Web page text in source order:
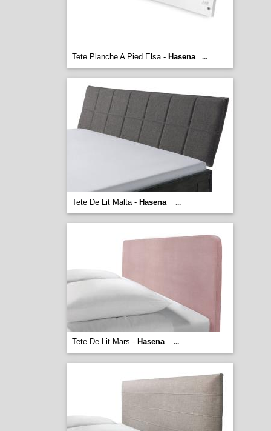
Tete Planche A Pied Elsa - Hasena ...
Tete De Lit Malta - Hasena ...
Tete De Lit Mars - Hasena ...